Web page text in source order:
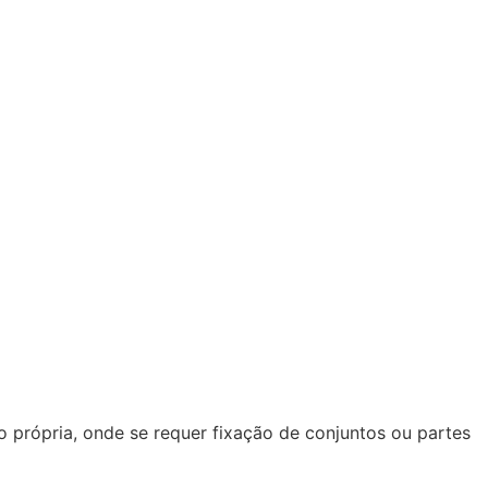
própria, onde se requer fixação de conjuntos ou partes